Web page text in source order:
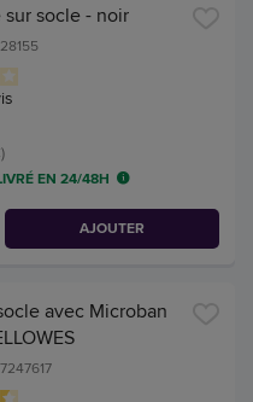
socle - noir
EN 24/48H
AJOUTER
avec Microban